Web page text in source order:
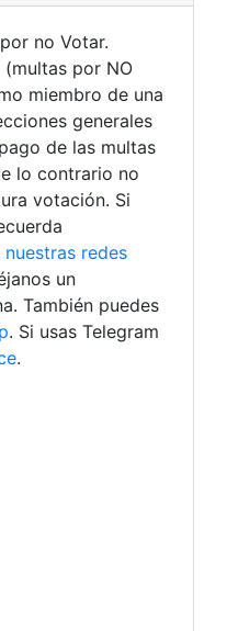
no Votar.
por NO
miembro de una
generales
de las multas
lo contrario no
votación. Si
nuestras redes
un
También puedes
. Si usas Telegram
.